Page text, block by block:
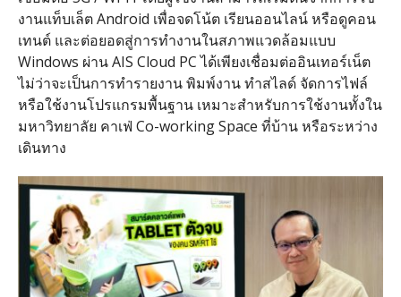
งานแท็บเล็ตAndroid เพื่อจดโน้ต เรียนออนไลน์ หรือดูคอน
เทนต์ และต่อยอดสู่การทำงานในสภาพแวดล้อมแบบ
Windows ผ่านAIS Cloud PCได้เพียงเชื่อมต่ออินเทอร์เน็ต
ไม่ว่าจะเป็นการทำรายงาน พิมพ์งาน ทำสไลด์ จัดการไฟล์
หรือใช้งานโปรแกรมพื้นฐาน เหมาะสำหรับการใช้งานทั้งใน
มหาวิทยาลัย คาเฟ่ Co-working Space ที่บ้าน หรือระหว่าง
เดินทาง